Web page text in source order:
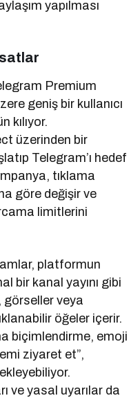
yapılması
Premium
geniş bir kullanıcı
kılıyor.
üzerinden bir
Telegram’ı hedef
tıklama
göre değişir ve
limitlerini
platformun
bir kanal yayını gibi
görseller veya
öğeler içerir.
biçimlendirme, emoji
ziyaret et”,
ve yasal uyarılar da